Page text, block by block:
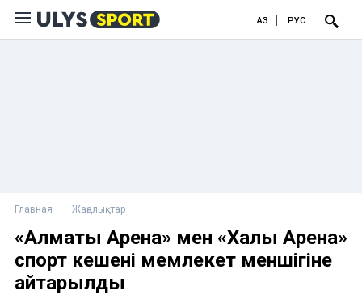
ҚАЗ РУС
Главная Жаңалықтар
«Алматы Арена» мен «Халық Арена»
спорт кешені мемлекет меншігіне
қайтарылды